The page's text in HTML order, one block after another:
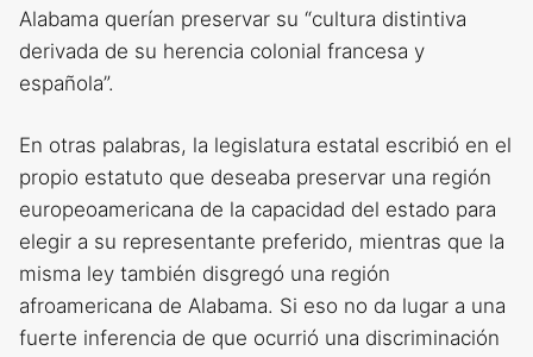
Alabama querían preservar su “cultura distintiva
derivada de su herencia colonial francesa y
española”.
En otras palabras, la legislatura estatal escribió en el
propio estatuto que deseaba preservar una región
europeoamericana de la capacidad del estado para
elegir a su representante preferido, mientras que la
misma ley también disgregó una región
afroamericana de Alabama. Si eso no da lugar a una
fuerte inferencia de que ocurrió una discriminación